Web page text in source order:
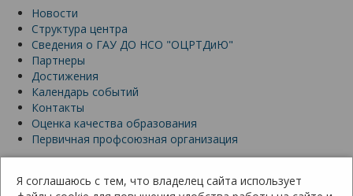
Я соглашаюсь с тем, что владелец сайта использует
Новости
Структура центра
Сведения о ГАУ ДО НСО "ОЦРТДиЮ"
Партнеры
Достижения
Календарь событий
Контакты
Оценка качества образования
Первичная профсоюзная организация
630091, Россия, Новосибирская область, Новосибирск,
ул. Крылова 28